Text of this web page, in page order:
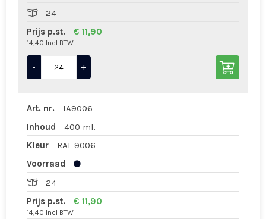
24
Prijs p.st.
€ 11,90
14,40 Incl BTW
- +
Art. nr.
IA9006
Inhoud
400 ml.
Kleur
RAL 9006
Voorraad
24
Prijs p.st.
€ 11,90
14,40 Incl BTW